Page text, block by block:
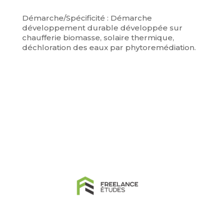
Démarche/Spécificité : Démarche
développement durable développée sur
chaufferie biomasse, solaire thermique,
déchloration des eaux par phytoremédiation.